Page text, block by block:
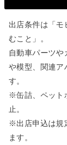
出店条件は「モ
むこと」。
自動車パーツ
や模型、関連ア
す。
※缶詰、ペット
止。
※出店申込は規
ます。